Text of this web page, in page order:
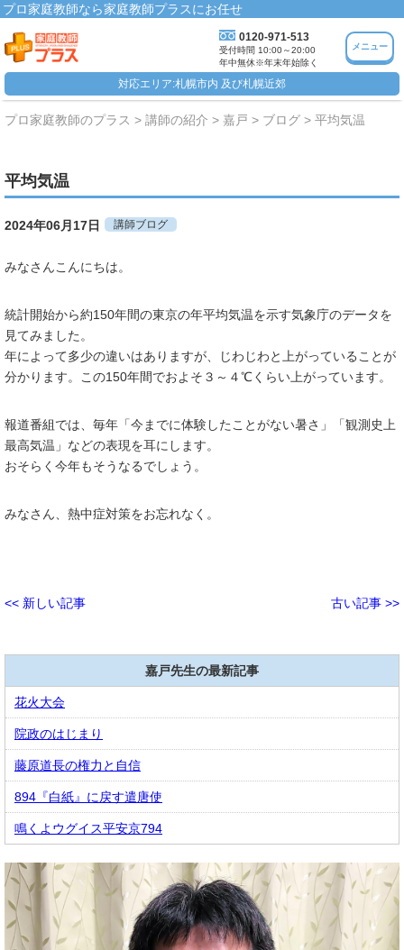
プロ家庭教師なら家庭教師プラスにお任せ
0120-971-513
受付時間 10:00～20:00
年中無休※年末年始除く
メニュー
対応エリア:札幌市内 及び札幌近郊
プロ家庭教師のプラス 講師の紹介 嘉戸 ブログ 平均気温
平均気温
2024年06月17日 講師ブログ
みなさんこんにちは。
統計開始から約150年間の東京の年平均気温を示す気象庁のデータを
見てみました。
年によって多少の違いはありますが、じわじわと上がっていることが
分かります。この150年間でおよそ３～４℃くらい上がっています。
報道番組では、毎年「今までに体験したことがない暑さ」「観測史上
最高気温」などの表現を耳にします。
おそらく今年もそうなるでしょう。
みなさん、熱中症対策をお忘れなく。
古い記事 >>
<< 新しい記事
嘉戸先生の最新記事
花火大会
院政のはじまり
藤原道長の権力と自信
894『白紙』に戻す遣唐使
鳴くよウグイス平安京794